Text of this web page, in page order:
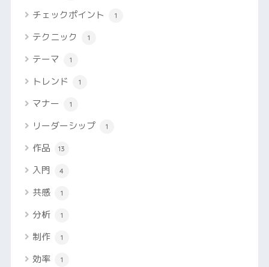
チェックポイント 1
テクニック 1
テーマ 1
トレンド 1
マナー 1
リーダーシップ 1
作品 13
入門 4
共感 1
分析 1
制作 1
効率 1